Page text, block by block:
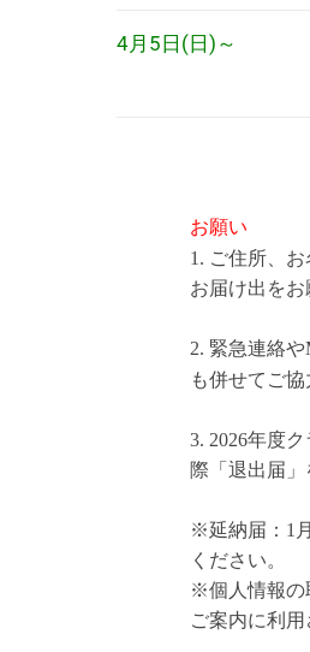
4月5日(日)～
お願い
1. ご住所、
お届け出をお
2. 緊急連絡
も併せてご協
3. 2026年度
際「退出届」
※延納届：1
ください。
※個人情報の
ご案内に利